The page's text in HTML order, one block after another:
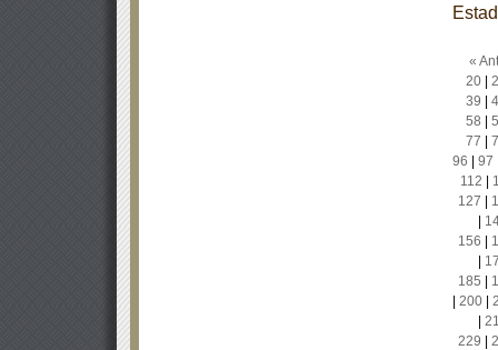
«
20|
39
58
77
96
97
112
127
156
185
200|
229